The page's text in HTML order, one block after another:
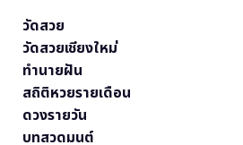
วัดสวย
วัดสวยเชียงใหม่
ทำนายฝัน
สถิติหวยรายเดือน
ดวงรายวัน
บทสวดมนต์